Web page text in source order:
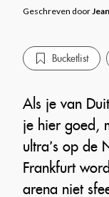
Geschreven door
Bucketlist
Als je van
je hier goed,
ultra’s op de
Frankfurt
arena niet